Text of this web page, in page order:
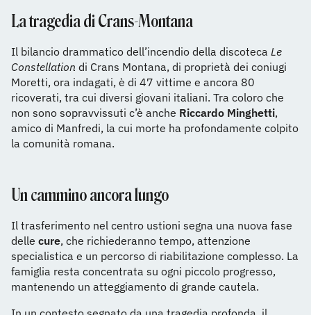
La tragedia di Crans-Montana
Il bilancio drammatico dell’incendio della discoteca Le
Constellation di Crans Montana, di proprietà dei coniugi
Moretti, ora indagati, è di 47 vittime e ancora 80
ricoverati, tra cui diversi giovani italiani. Tra coloro che
non sono sopravvissuti c’è anche Riccardo Minghetti,
amico di Manfredi, la cui morte ha profondamente colpito
la comunità romana.
Un cammino ancora lungo
Il trasferimento nel centro ustioni segna una nuova fase
delle cure, che richiederanno tempo, attenzione
specialistica e un percorso di riabilitazione complesso. La
famiglia resta concentrata su ogni piccolo progresso,
mantenendo un atteggiamento di grande cautela.